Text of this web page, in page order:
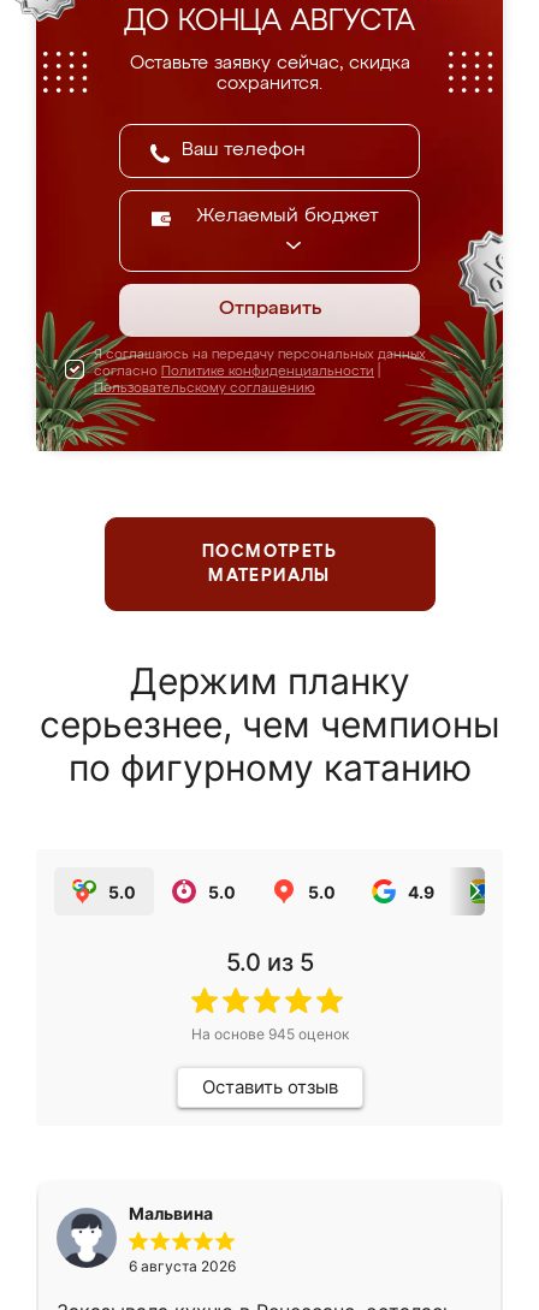
ДО КОНЦА АВГУСТА
Оставьте заявку сейчас, скидка
сохранится.
Желаемый бюджет
Отправить
Я соглашаюсь на передачу персональных данных
согласно Политике конфиденциальности
Пользовательскому соглашению
ПОСМОТРЕТЬ
МАТЕРИАЛЫ
Держим планку
серьезнее, чем чемпионы
по фигурному катанию
5.0 5.0 5.0 4.9
5.0 из 5
На основе 945оценок
Оставить отзыв
Мальвина
6 августа 2026